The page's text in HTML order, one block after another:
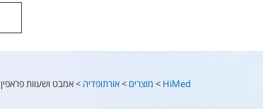
HiMed
> מוצרים >אורתופדיה >אמבט ושעוות פראפין